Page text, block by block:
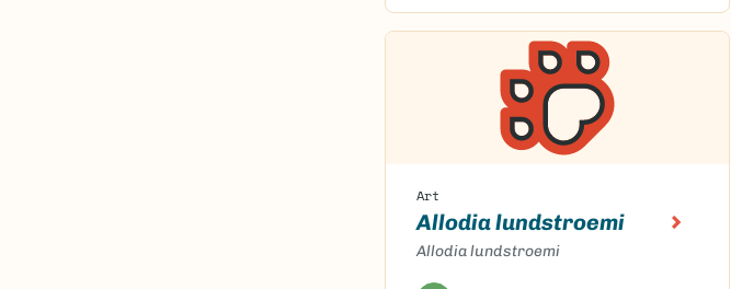
Art
Allodia lundstroemi
Allodia lundstroemi